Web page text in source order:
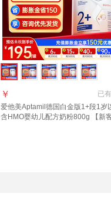
已有
￥
爱他美Aptamil德国白金版1+段1岁
含HMO婴幼儿配方奶粉800g 【新